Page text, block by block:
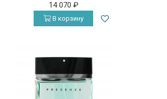
14 070 ₽
В корзину